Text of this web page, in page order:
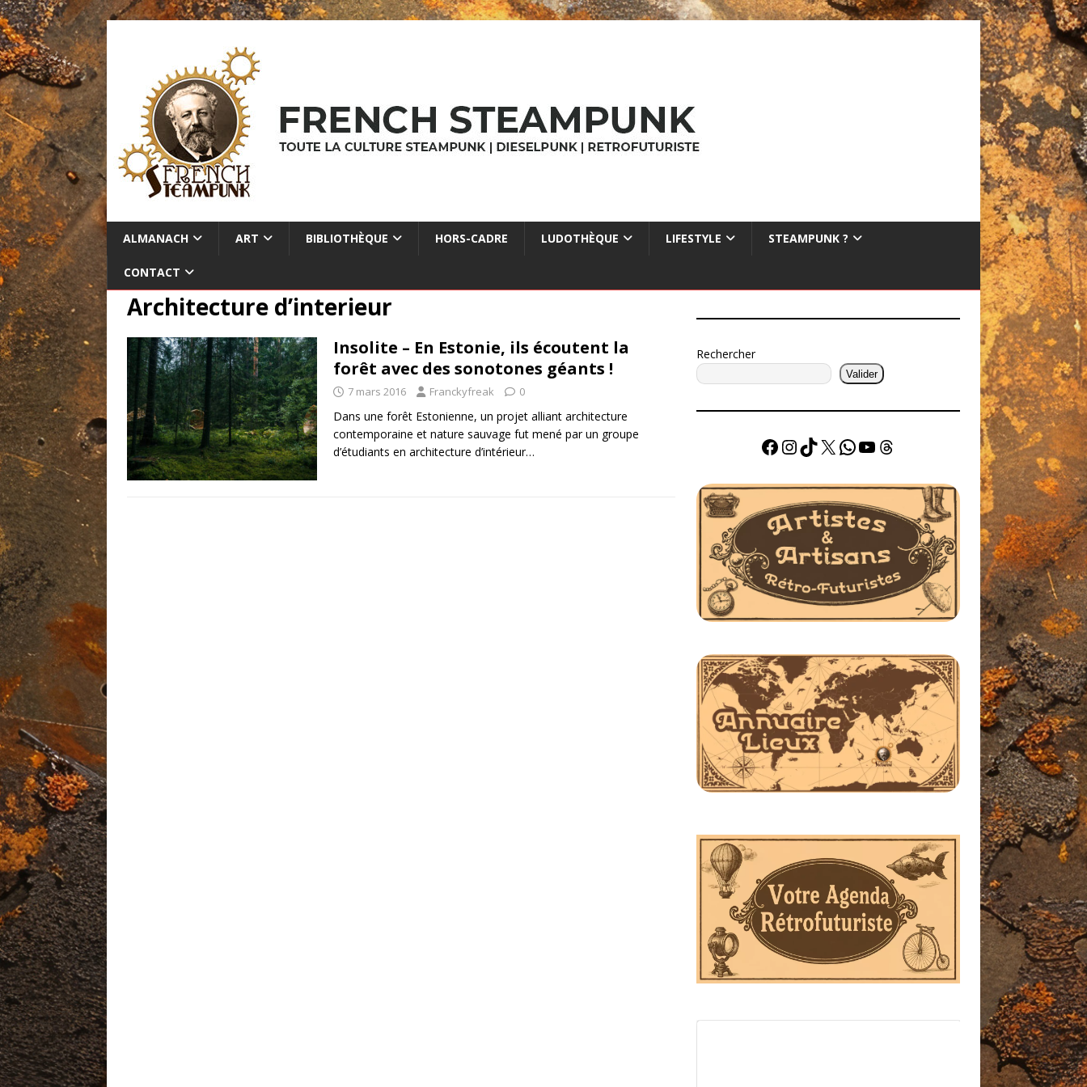
ALMANACH ART BIBLIOTHÈQUE HORS-CADRE LUDOTHÈQUE LIFESTYLE STEAMPUNK ?
CONTACT
Architecture d’interieur
Insolite – En Estonie, ils écoutent la
forêt avec des sonotones géants !
7 mars 2016 Franckyfreak 0
Dans une forêt Estonienne, un projet alliant architecture
contemporaine et nature sauvage fut mené par un groupe
d’étudiants en architecture d’intérieur…
Rechercher
Valider